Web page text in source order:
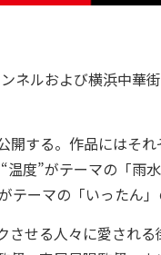
ルおよび横浜中華
する。作品にはそ
度”がテーマの「雨
ーマの「いったん」
せる人々に愛され